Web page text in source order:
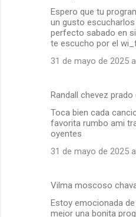
Espero que tu
un gusto
perfecto sabado en
te escucho por el
31 de mayo de 2025
Randall chevez prado
Toca bien cada
favorita rumbo ami
oyentes
31 de mayo de 2025
Vilma moscoso
Estoy emocionada
mejor una bonita